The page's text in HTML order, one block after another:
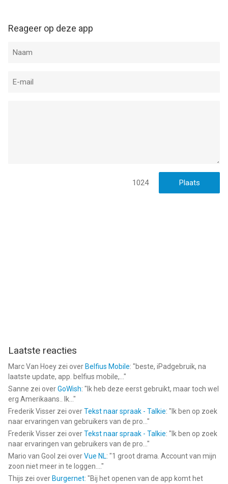
12 jaar
Informatie voor Tricky Dramas: Short Storiesis het laatst
Reageer op deze app
1024
Laatste reacties
Marc Van Hoey zei over Belfius Mobile: "beste, iPadgebruik, na
laatste update, app. belfius mobile,... "
Sanne zei overGoWish: " Ik heb deze eerst gebruikt, maar toch wel
erg Amerikaans.. Ik... "
Frederik Visser zei overTekst naar spraak - Talkie: " Ik ben op zoek
naar ervaringen van gebruikers van de pro... "
Frederik Visser zei overTekst naar spraak - Talkie: " Ik ben op zoek
naar ervaringen van gebruikers van de pro... "
Mario van Gool zei overVue NL: "1 groot drama. Account van mijn
zoon niet meer in te loggen.... "
Thijs zei over Burgernet: "Bij het openen van de app komt het